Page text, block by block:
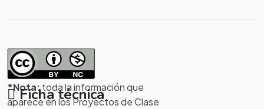
*Nota:toda la información que
aparece en los Proyectos de Clase
Ficha técnica